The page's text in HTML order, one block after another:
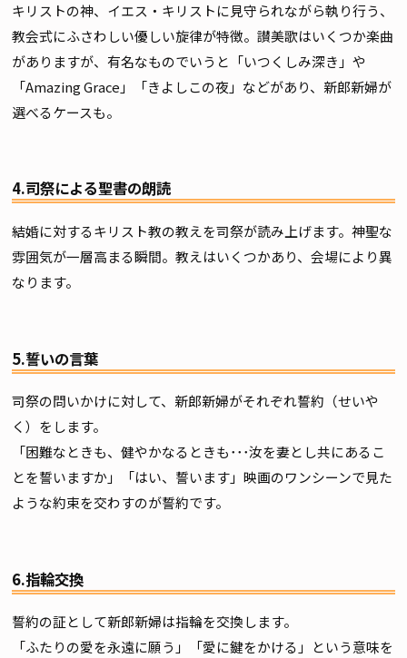
キリストの神、イエス・キリストに見守られながら執り行う、
教会式にふさわしい優しい旋律が特徴。讃美歌はいくつか楽曲
がありますが、有名なものでいうと「いつくしみ深き」や
「Amazing Grace」「きよしこの夜」などがあり、新郎新婦が
選べるケースも。
4.司祭による聖書の朗読
結婚に対するキリスト教の教えを司祭が読み上げます。神聖な
雰囲気が一層高まる瞬間。教えはいくつかあり、会場により異
なります。
5.誓いの言葉
司祭の問いかけに対して、新郎新婦がそれぞれ誓約（せいや
く）をします。
「困難なときも、健やかなるときも･･･汝を妻とし共にあるこ
とを誓いますか」「はい、誓います」映画のワンシーンで見た
ような約束を交わすのが誓約です。
6.指輪交換
誓約の証として新郎新婦は指輪を交換します。
「ふたりの愛を永遠に願う」「愛に鍵をかける」という意味を